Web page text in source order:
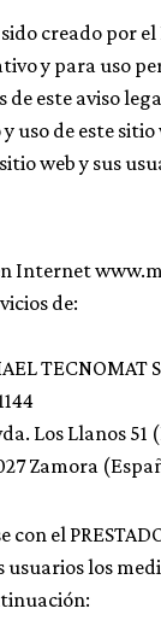
creado por el
y para uso
de este aviso
uso de este
web y sus
Internet
de:
TECNOMAT
Los Llanos 51
Zamora
el
usuarios los